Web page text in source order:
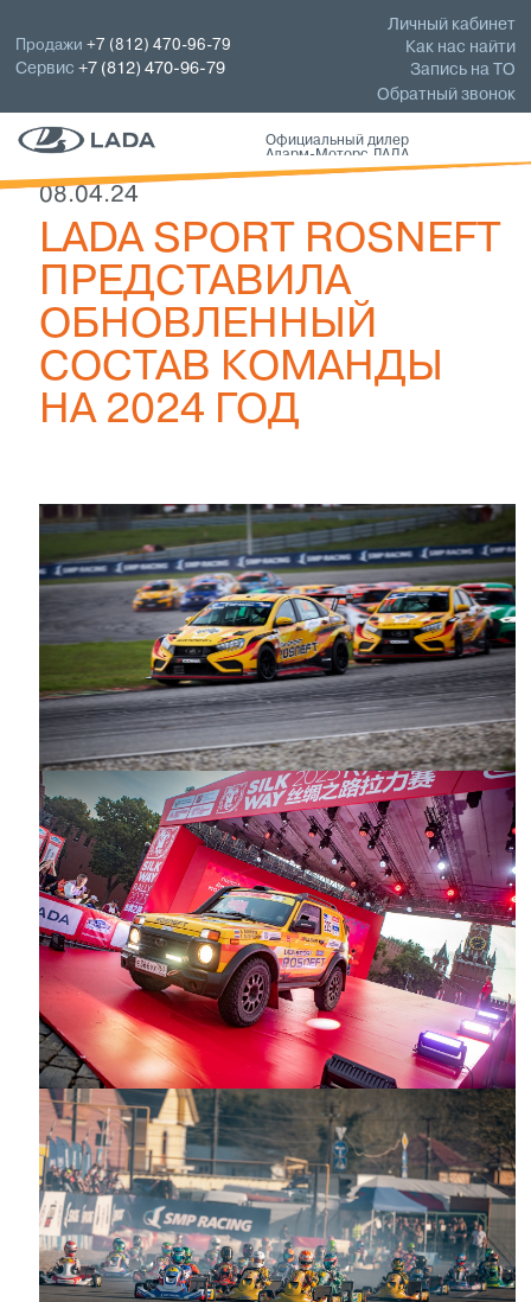
Личный кабинет
Как нас найти
Запись на ТО
Обратный звонок
Продажи+7 (812) 470-96-79
Сервис+7 (812) 470-96-79
Официальный дилер
Аларм-Моторс ЛАДА
08.04.24
LADA SPORT ROSNEFT
ПРЕДСТАВИЛА
ОБНОВЛЕННЫЙ
СОСТАВ КОМАНДЫ
НА 2024 ГОД